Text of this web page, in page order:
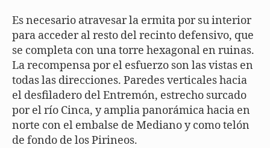
Es necesario atravesar la ermita por su interior
para acceder al resto del recinto defensivo, que
se completa con una torre hexagonal en ruinas.
La recompensa por el esfuerzo son las vistas en
todas las direcciones. Paredes verticales hacia
el desfiladero del Entremón, estrecho surcado
por el río Cinca, y amplia panorámica hacia en
norte con el embalse de Mediano y como telón
de fondo de los Pirineos.